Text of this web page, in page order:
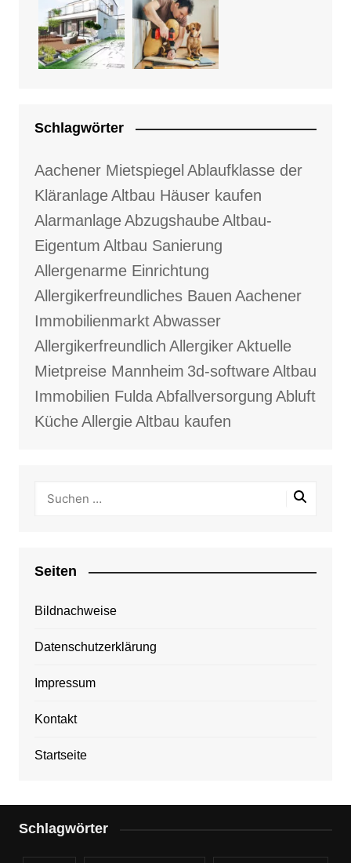
Schlagwörter
Aachener Mietspiegel Ablaufklasse der
KläranlageAltbau Häuser kaufen
AlarmanlageAbzugshaubeAltbau-
Eigentum Altbau Sanierung
Allergenarme Einrichtung
Allergikerfreundliches Bauen Aachener
ImmobilienmarktAbwasser
Allergikerfreundlich AllergikerAktuelle
Mietpreise Mannheim 3d-softwareAltbau
Immobilien FuldaAbfallversorgung Abluft
KücheAllergieAltbau kaufen
Seiten
Bildnachweise
Datenschutzerklärung
Impressum
Kontakt
Startseite
Schlagwörter